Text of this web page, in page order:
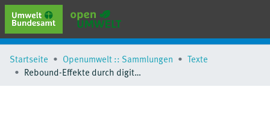
erweiterte Suche
Browse
Startseite Openumwelt :: Sammlungen
Texte
Rebound-Effekte durch digitale Leistungen und Produkte